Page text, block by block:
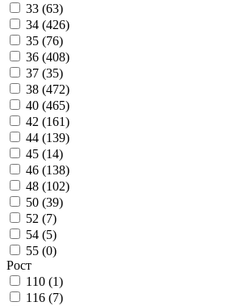
33 (63)
34 (426)
35 (76)
36 (408)
37 (35)
38 (472)
40 (465)
42 (161)
44 (139)
45 (14)
46 (138)
48 (102)
50 (39)
52 (7)
54 (5)
55 (0)
Рост
110 (1)
116 (7)